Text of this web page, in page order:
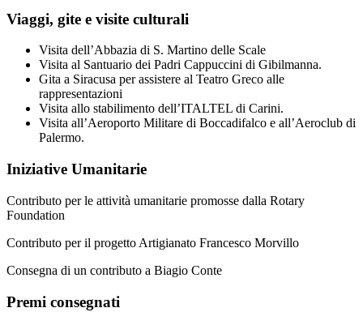
Viaggi, gite e visite culturali
Visita dell’Abbazia di S. Martino delle Scale
Visita al Santuario dei Padri Cappuccini di Gibilmanna.
Gita a Siracusa per assistere al Teatro Greco alle
rappresentazioni
Visita allo stabilimento dell’ITALTEL di Carini.
Visita all’Aeroporto Militare di Boccadifalco e all’Aeroclub di
Palermo.
Iniziative Umanitarie
Contributo per le attività umanitarie promosse dalla Rotary
Foundation
Contributo per il progetto Artigianato Francesco Morvillo
Consegna di un contributo a Biagio Conte
Premi consegnati